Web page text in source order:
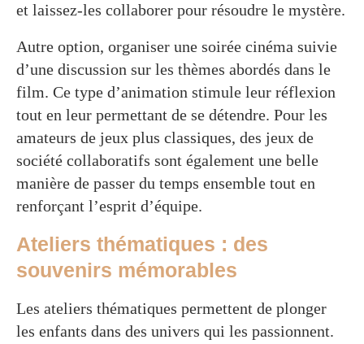
et laissez-les collaborer pour résoudre le mystère.
Autre option, organiser une soirée cinéma suivie
d’une discussion sur les thèmes abordés dans le
film. Ce type d’animation stimule leur réflexion
tout en leur permettant de se détendre. Pour les
amateurs de jeux plus classiques, des jeux de
société collaboratifs sont également une belle
manière de passer du temps ensemble tout en
renforçant l’esprit d’équipe.
Ateliers thématiques : des
souvenirs mémorables
Les ateliers thématiques permettent de plonger
les enfants dans des univers qui les passionnent.